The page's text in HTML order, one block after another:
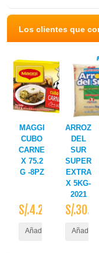
Los clientes que
MAGGI
CUBO
CARNE
X 75.2
G -8PZ
S/.4.20
Añadir al Carrito
ARROZ
DEL
SUR
SUPER
EXTRA
X 5KG-
2021
S/
Añadir